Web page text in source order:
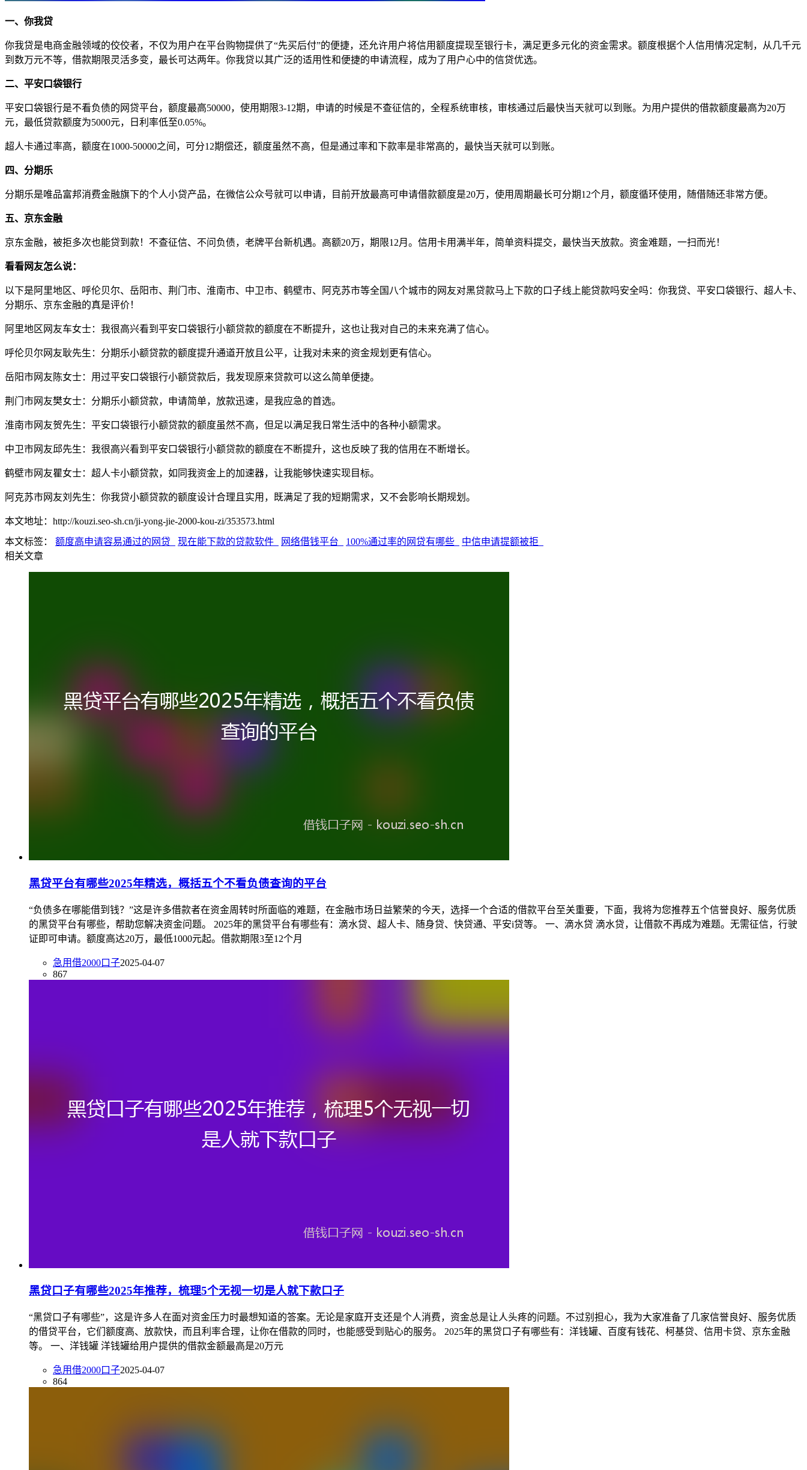
一、你我贷
你我贷是电商金融领域的佼佼者，不仅为用户在平台购物提供了“先买后付”的便捷，还允许用户将信用额度提现至银行卡，满足更多元化的资金需求。额度根据个人信用情况定制，从几千元
到数万元不等，借款期限灵活多变，最长可达两年。你我贷以其广泛的适用性和便捷的申请流程，成为了用户心中的信贷优选。
二、平安口袋银行
平安口袋银行是不看负债的网贷平台，额度最高50000，使用期限3-12期，申请的时候是不查征信的，全程系统审核，审核通过后最快当天就可以到账。为用户提供的借款额度最高为20万
元，最低贷款额度为5000元，日利率低至0.05%。
超人卡通过率高，额度在1000-50000之间，可分12期偿还，额度虽然不高，但是通过率和下款率是非常高的，最快当天就可以到账。
四、分期乐
分期乐是唯品富邦消费金融旗下的个人小贷产品，在微信公众号就可以申请，目前开放最高可申请借款额度是20万，使用周期最长可分期12个月，额度循环使用，随借随还非常方便。
五、京东金融
京东金融，被拒多次也能贷到款！不查征信、不问负债，老牌平台新机遇。高额20万，期限12月。信用卡用满半年，简单资料提交，最快当天放款。资金难题，一扫而光！
看看网友怎么说：
以下是阿里地区、呼伦贝尔、岳阳市、荆门市、淮南市、中卫市、鹤壁市、阿克苏市等全国八个城市的网友对黑贷款马上下款的口子线上能贷款吗安全吗：你我贷、平安口袋银行、超人卡、
分期乐、京东金融的真是评价！
阿里地区网友车女士：我很高兴看到平安口袋银行小额贷款的额度在不断提升，这也让我对自己的未来充满了信心。
呼伦贝尔网友耿先生：分期乐小额贷款的额度提升通道开放且公平，让我对未来的资金规划更有信心。
岳阳市网友陈女士：用过平安口袋银行小额贷款后，我发现原来贷款可以这么简单便捷。
荆门市网友樊女士：分期乐小额贷款，申请简单，放款迅速，是我应急的首选。
淮南市网友贺先生：平安口袋银行小额贷款的额度虽然不高，但足以满足我日常生活中的各种小额需求。
中卫市网友邱先生：我很高兴看到平安口袋银行小额贷款的额度在不断提升，这也反映了我的信用在不断增长。
鹤壁市网友瞿女士：超人卡小额贷款，如同我资金上的加速器，让我能够快速实现目标。
阿克苏市网友刘先生：你我贷小额贷款的额度设计合理且实用，既满足了我的短期需求，又不会影响长期规划。
本文地址：http://kouzi.seo-sh.cn/ji-yong-jie-2000-kou-zi/353573.html
本文标签： 额度高申请容易通过的网贷 现在能下款的贷款软件 网络借钱平台 100%通过率的网贷有哪些
中信申请提额被拒
相关文章
黑贷平台有哪些2025年精选，概括五个不看负债查询的平台
“负债多在哪能借到钱？”这是许多借款者在资金周转时所面临的难题，在金融市场日益繁荣的今天，选择一个合适的借款平台至关重要，下面，我将为您推荐五个信誉良好、服务优质
的黑贷平台有哪些，帮助您解决资金问题。 2025年的黑贷平台有哪些有：滴水贷、超人卡、随身贷、快贷通、平安i贷等。 一、滴水贷 滴水贷，让借款不再成为难题。无需征信，行驶
证即可申请。额度高达20万，最低1000元起。借款期限3至12个月
急用借2000口子2025-04-07
867
黑贷口子有哪些2025年推荐，梳理5个无视一切是人就下款口子
“黑贷口子有哪些”，这是许多人在面对资金压力时最想知道的答案。无论是家庭开支还是个人消费，资金总是让人头疼的问题。不过别担心，我为大家准备了几家信誉良好、服务优质
的借贷平台，它们额度高、放款快，而且利率合理，让你在借款的同时，也能感受到贴心的服务。 2025年的黑贷口子有哪些有：洋钱罐、百度有钱花、柯基贷、信用卡贷、京东金融
等。 一、洋钱罐 洋钱罐给用户提供的借款金额最高是20万元
急用借2000口子2025-04-07
864